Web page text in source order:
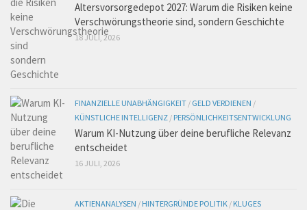
Altersvorsorgedepot 2027: Warum die Risiken keine
Verschwörungstheorie sind, sondern Geschichte
18 JULI, 2026
FINANZIELLE UNABHÄNGIGKEIT / GELD VERDIENEN /
KÜNSTLICHE INTELLIGENZ / PERSÖNLICHKEITSENTWICKLUNG
Warum KI-Nutzung über deine berufliche Relevanz
entscheidet
16 JULI, 2026
AKTIENANALYSEN / HINTERGRÜNDE POLITIK / KLUGES